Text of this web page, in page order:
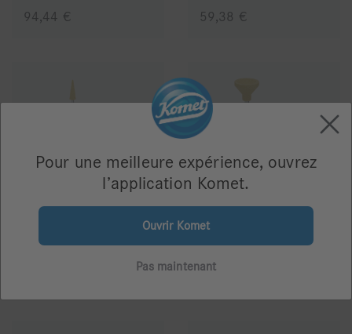
94,44 € 59,38 €
Pour une meilleure expérience, ouvrez
l’application Komet.
Ouvrir Komet
Pas maintenant